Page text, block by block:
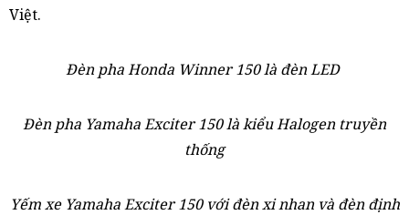
Việt.
Đèn pha Honda Winner 150 là đèn LED
Đèn pha Yamaha Exciter 150 là kiểu Halogen truyền
thống
Yếm xe Yamaha Exciter 150 với đèn xi nhan và đèn định